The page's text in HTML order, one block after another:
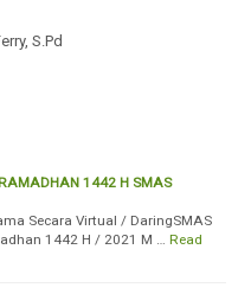
S.Pd
1442 H SMAS
Secara Virtual / DaringSMAS
1442 H / 2021 M … Read